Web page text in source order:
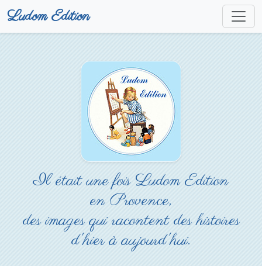
Ludom Edition
Il était une fois Ludom Edition
en Provence,
des images qui racontent des histoires
d'hier à aujourd'hui.